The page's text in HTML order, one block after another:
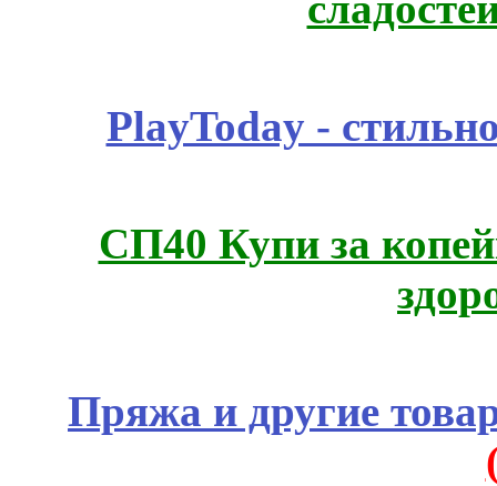
PlayToday -
СП40 Купи за
Пряжа и другие